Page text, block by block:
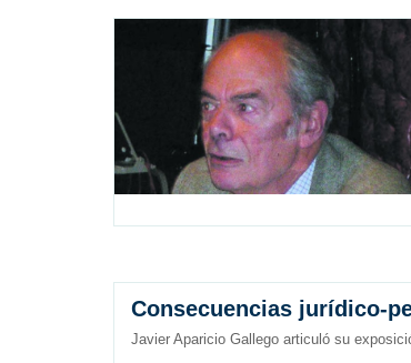
Consecuencias jurídico-
Javier Aparicio Gallego articuló su